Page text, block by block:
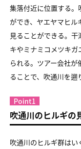
集落付近に位置する。
ができ、ヤエヤマヒル
見ることができる。
キやミナミコメツキ
られる。ツアー会社
ることで、吹通川を遡
Point1
吹通川のヒルギの
吹通川のヒルギ群はい